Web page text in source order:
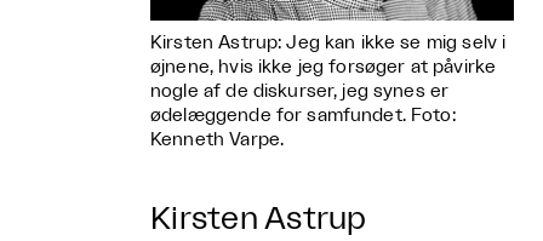
Kirsten Astrup: Jeg kan ikke se mig selv i
øjnene, hvis ikke jeg forsøger at påvirke
nogle af de diskurser, jeg synes er
ødelæggende for samfundet. Foto:
Kenneth Varpe.
Kirsten Astrup